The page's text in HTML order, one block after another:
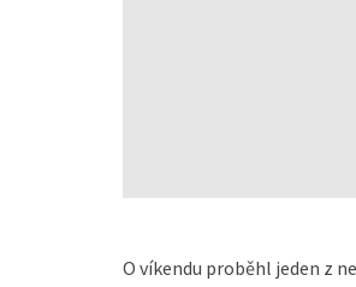
O víkendu proběhl jeden z